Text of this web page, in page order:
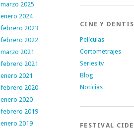
marzo 2025
enero 2024
febrero 2023
febrero 2022
marzo 2021
febrero 2021
enero 2021
febrero 2020
enero 2020
febrero 2019
enero 2019
CINE Y
Películas
Cortometrajes
Series tv
Blog
Noticias
FESTIVAL CIDE